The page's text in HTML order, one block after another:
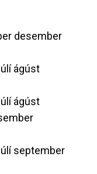
desember
ágúst
ágúst
september